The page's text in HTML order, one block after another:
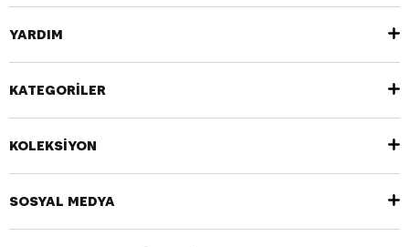
YARDIM
KATEGORİLER
KOLEKSİYON
SOSYAL MEDYA